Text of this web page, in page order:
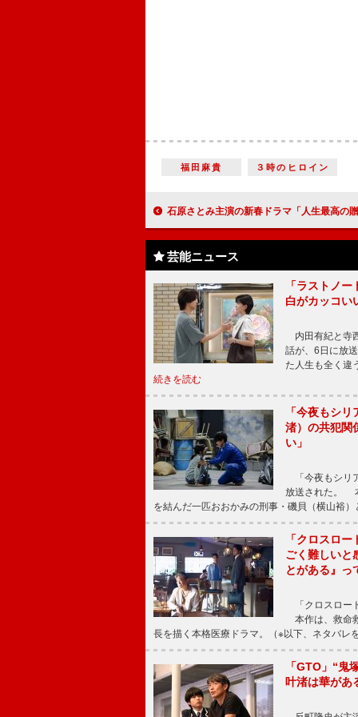
福田麻貴 ３時のヒロイン
石原さとみ主演の新春ドラマ「人生最高の贈りもの」 「良質な映画を見ているよう
芸能ニュース
「ラストノ
白がカッコい
内田有紀と寺
話が、6日に放
た人生も全く違
続きを読む
「今夜もシ
渚）の共犯関
い」
「今夜もシリ
放送された。
を結んだ一匹おおかみの刑事・磯貝（横山裕
「クロスロ
ごく難しいと
とがある』っ
「クロスロー
本作は、救命
長を描く本格医療ドラマ。（※以下、ネタバ
「GTO」“鬼
叶渚は華があ